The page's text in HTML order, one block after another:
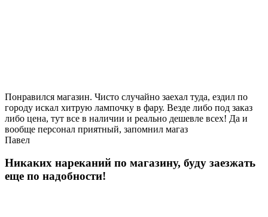
Понравился магазин. Чисто случайно заехал туда, ездил по
городу искал хитрую лампочку в фару. Везде либо под заказ
либо цена, тут все в наличии и реально дешевле всех! Да и
вообще персонал приятный, запомнил магаз
Павел
Никаких нареканий по магазину, буду заезжать
еще по надобности!